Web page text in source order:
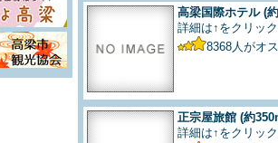
高梁国際ホテル (
詳細は↑をクリック
8368 人がオ
正宗屋旅館 (約
詳細は↑をクリック